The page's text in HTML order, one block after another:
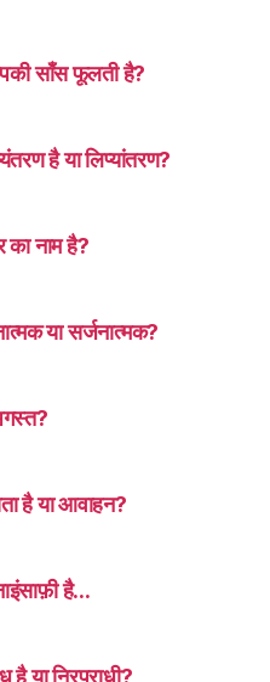
साँस फूलती है?
है या लिप्यांतरण?
नाम है?
या सर्जनात्मक?
है या आवाहन?
है…
है या निरपराधी?